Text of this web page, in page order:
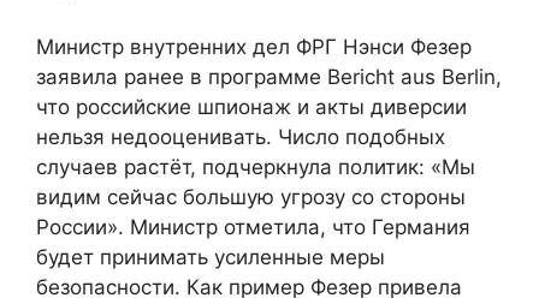
Министр внутренних дел ФРГ Нэнси Фезер
заявила ранее в программе Bericht aus Berlin,
что российские шпионаж и акты диверсии
нельзя недооценивать. Число подобных
случаев растёт, подчеркнула политик: «Мы
видим сейчас большую угрозу со стороны
России». Министр отметила, что Германия
будет принимать усиленные меры
безопасности. Как пример Фезер привела